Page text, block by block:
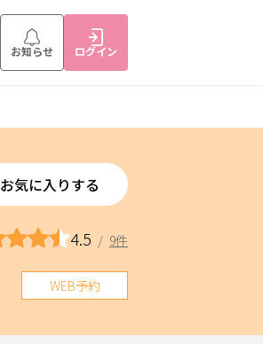
お知らせ ログイン
お気に入りする
4.5 / 9件
WEB予約